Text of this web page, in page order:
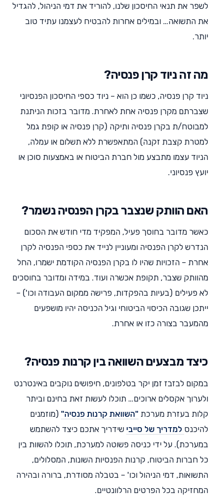
לשפר את תנאי החיסכון שלנו, להוריד את דמי הניהול, להגדיל
את התשואה… ובמילים אחרות להבטיח לעצמנו עתיד טוב
יותר.
מה זה ניוד קרן פנסיה?
ניוד קרן פנסיה, כשמו כן הוא – ניוד כספי החיסכון הפנסיוני
שצברתם מקרן פנסיה אחת לאחרת. מדובר בזכות הניתנת
למבוטח/ת בקרן פנסיה ותיקה (קרן פנסיה או קופת גמל
למטרת קצבת זקנה) המתאפשרת ללא תשלום או עמלה,
הניוד עצמו מתבצע מול חברת הביטוח או באמצעות סוכן או
יועץ פנסיוני.
האם הוותק שנצבר בקרן הפנסיה נשמר?
כאשר מדובר בחוסך פעיל, המפקיד מדי חודש את הסכום
הנדרש לקרן הפנסיה ומעוניין לנייד את כספי הפנסיה לקרן
אחרת – הזכויות שהיו לו בקרן הפנסיה הקודמת ישמרו, החל
מהוותק שצבר, תקופת אכשרה ועוד. במידה ומדובר בחוסכים
לא פעילים (בעיות בהפקדות, פרישה ממקום העבודה וכו') –
ייתכן שגובה הכיסוי הביטוחי וגיל הכניסה יהיו מושפעים
מהמעבר בצורה כזו או אחרת.
כיצד מבצעים השוואה בין קרנות פנסיה?
במקום לבזבז זמן יקר בטלפונים, חיפושים נוקבים באינטרנט
ולערוך אקסלים ארוכים… תוכלו לעשות זאת בחינם וביתר
קלות בעזרת מערכת "השוואת קרנות פנסיה" (מוזמנים
להיכנס למדריך של סייבי שידריך אתכם כיצד להשתמש
במערכת). על ידי כניסה פשוטה למערכת, תוכלו להשוות בין
כל חברות הביטוח, קרנות הפנסיות השונות, המסלולים,
התשואות, דמי הניהול וכו' – בטבלה מסודרת, ברורה ובהירה
המחזיקה בכל הפרטים הרלוונטיים.